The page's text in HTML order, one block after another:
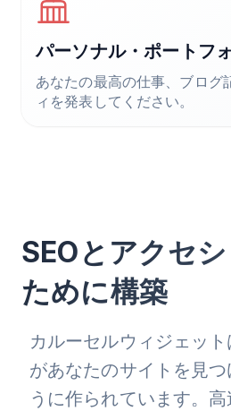
パーソナル・ポートフ
あなたの最高の仕事、ブログ
ィを発表してください。
SEOとアクセ
ために構築
カルーセルウィジェッ
があなたのサイトを見
うに作られています。